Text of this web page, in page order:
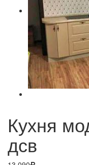
Кухня
дсв